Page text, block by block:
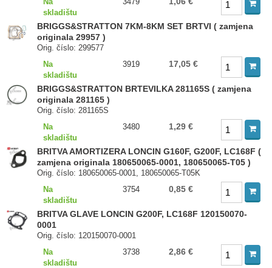
skladištu
BRIGGS&STRATTON 7KM-8KM SET BRTVI ( zamjena
originala 29957 )
Orig. číslo: 299577
Na
skladištu
3919 17,05 €
BRIGGS&STRATTON BRTEVILKA 281165S ( zamjena
originala 281165 )
Orig. číslo: 281165S
Na
skladištu
3480 1,29 €
BRITVA AMORTIZERA LONCIN G160F, G200F, LC168F (
zamjena originala 180650065-0001, 180650065-T05 )
Orig. číslo: 180650065-0001, 180650065-T05K
Na
skladištu
3754 0,85 €
BRITVA GLAVE LONCIN G200F, LC168F 120150070-
0001
Orig. číslo: 120150070-0001
Na
skladištu
3738 2,86 €